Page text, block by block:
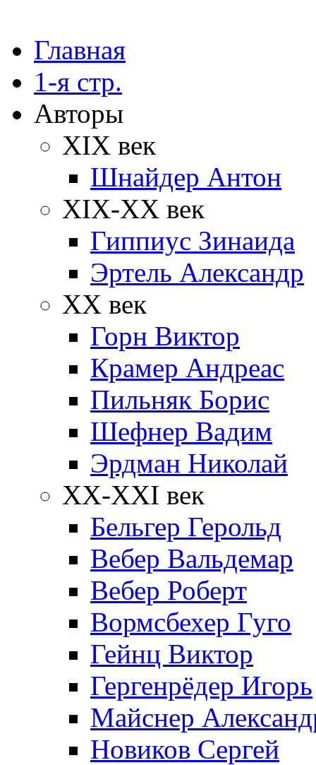
Главная
1-я стр.
Авторы
XIX век
Шнайдер Антон
XIX-XX век
Гиппиус Зинаида
Эртель Александр
XX век
Горн Виктор
Крамер Андреас
Пильняк Борис
Шефнер Вадим
Эрдман Николай
ХХ-XXI век
Бельгер Герольд
Вебер Вальдемар
Вебер Роберт
Вормсбехер Гуго
Гейнц Виктор
Гергенрёдер Игорь
Майснер
Новиков Сергей